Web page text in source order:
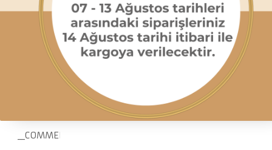
değerlendirmeleri
İlk Değerlendiren Sen Ol
Değerlendirme yapabilmek için oturum açmanız
gerekmektedir
__COMMENT_DATE__
__COMMENT_THUMBNAIL_IMG__